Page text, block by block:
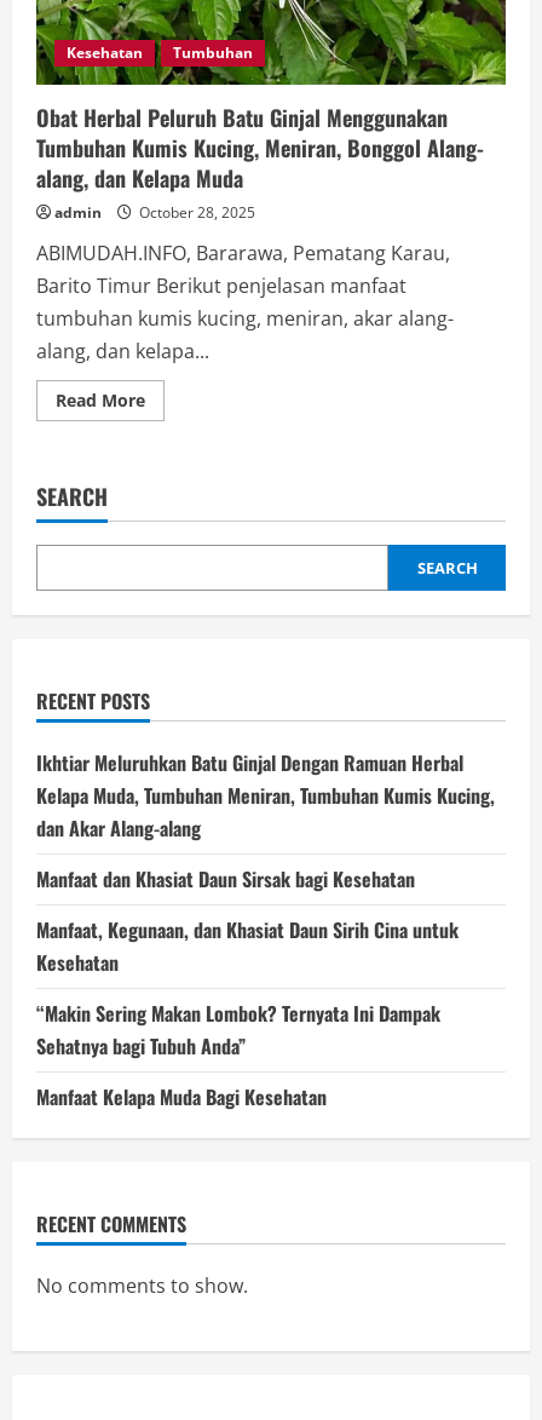
Kesehatan Tumbuhan
Obat Herbal Peluruh Batu Ginjal Menggunakan
Tumbuhan Kumis Kucing, Meniran, Bonggol Alang-
alang, dan Kelapa Muda
admin October 28, 2025
ABIMUDAH.INFO, Bararawa, Pematang Karau,
Barito Timur Berikut penjelasan manfaat
tumbuhan kumis kucing, meniran, akar alang-
alang, dan kelapa...
Read MoreRead
more
Ginjal
Tumbuhan
Kucing,
Bonggol
Muda
SEARCH
SEARCH
RECENT POSTS
Ikhtiar Meluruhkan Batu Ginjal Dengan Ramuan Herbal
Kelapa Muda, Tumbuhan Meniran, Tumbuhan Kumis Kucing,
dan Akar Alang-alang
Manfaat dan Khasiat Daun Sirsak bagi Kesehatan
Manfaat, Kegunaan, dan Khasiat Daun Sirih Cina untuk
Kesehatan
“Makin Sering Makan Lombok? Ternyata Ini Dampak
Sehatnya bagi Tubuh Anda”
Manfaat Kelapa Muda Bagi Kesehatan
RECENT COMMENTS
No comments to show.